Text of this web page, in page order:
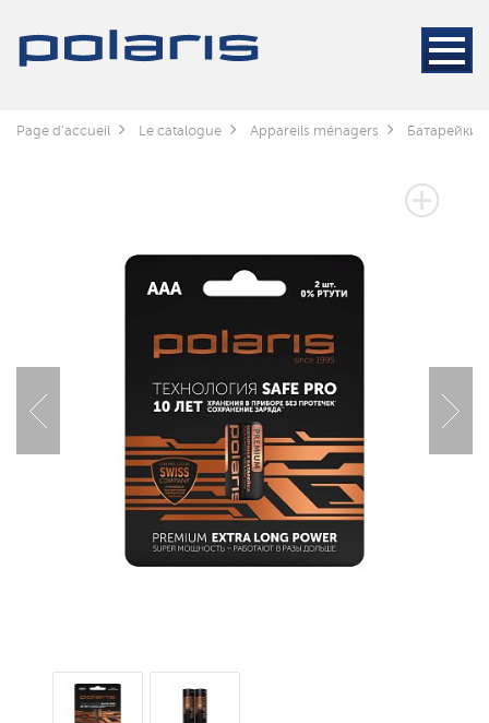
Page d'accueil Le catalogue Appareils ménagers Батарейки